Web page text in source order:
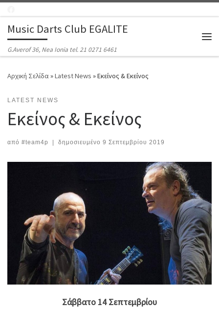
Music Darts Club EGALITE
G.Averof 36, Nea Ionia tel. 21 0271 6461
Αρχική Σελίδα»Latest News »Εκείνος & Εκείνος
LATEST NEWS
Εκείνος & Εκείνος
από #team4p δημοσιευμένο 9 Σεπτεμβρίου 2019
Σάββατο 14 Σεπτεμβρίου